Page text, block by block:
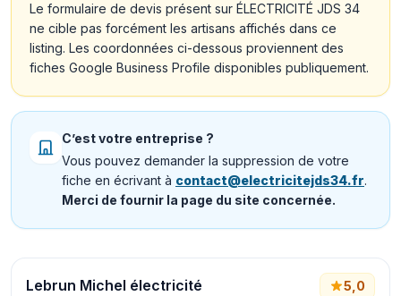
Le formulaire de devis présent sur ÉLECTRICITÉ JDS 34
ne cible pas forcément les artisans affichés dans ce
listing. Les coordonnées ci-dessous proviennent des
fiches Google Business Profile disponibles publiquement.
C’est votre entreprise ?
Vous pouvez demander la suppression de votre
fiche en écrivant à contact@electricitejds34.fr.
Merci de fournir la page du site concernée.
Lebrun Michel électricité 5,0